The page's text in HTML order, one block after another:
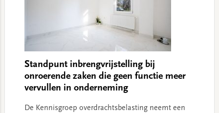
Standpunt inbrengvrijstelling bij
onroerende zaken die geen functie meer
vervullen in onderneming
De Kennisgroep overdrachtsbelasting neemt een